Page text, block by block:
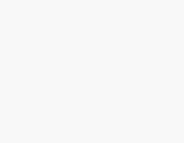
ました。
金額の目安です。実際の料金とは異なる可